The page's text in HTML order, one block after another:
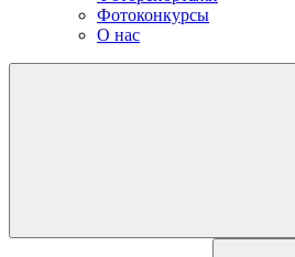
Фотоконкурсы
О нас